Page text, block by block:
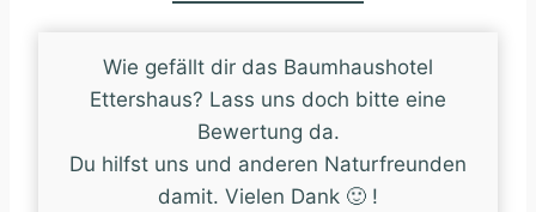
Wie gefällt dir das Baumhaushotel
Ettershaus? Lass uns doch bitte eine
Bewertung da.
Du hilfst uns und anderen Naturfreunden
damit. Vielen Dank 🙂 !